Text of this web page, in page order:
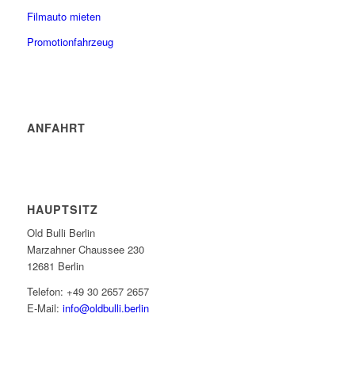
Filmauto mieten
Promotionfahrzeug
ANFAHRT
HAUPTSITZ
Old Bulli Berlin
Marzahner Chaussee 230
12681 Berlin
Telefon: +49 30 2657 2657
E-Mail: info@oldbulli.berlin